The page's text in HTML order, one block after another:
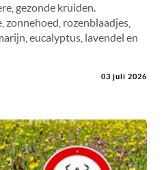
gezonde kruiden.
zonnehoed, rozenblaadjes,
eucalyptus, lavendel en
03 juli 2026